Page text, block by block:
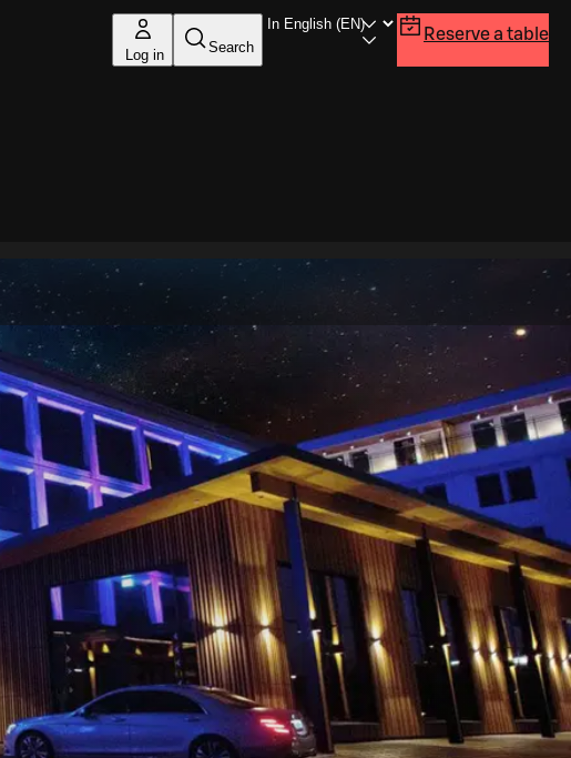
Log in Search
Reserve a table